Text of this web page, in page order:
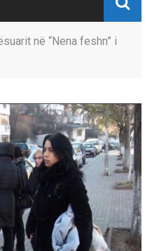
në “Nena feshn” i